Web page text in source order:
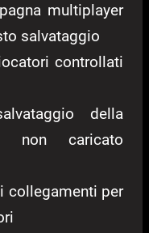
multiplayer
salvataggio
controllati
della
non caricato
collegamenti per